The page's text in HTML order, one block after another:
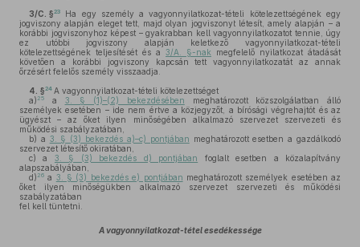
3/C. §23
Ha egy személy a vagyonnyilatkozat-tételi kötelezettségének egy
jogviszony alapján eleget tett, majd olyan jogviszonyt létesít, amely alapján – a
korábbi jogviszonyhoz képest – gyakrabban kell vagyonnyilatkozatot tennie, úgy
ez utóbbi jogviszony alapján keletkező vagyonnyilatkozat-tételi
kötelezettségének teljesítését és a 3/A. §-nak megfelelő nyilatkozat átadását
követően a korábbi jogviszony kapcsán tett vagyonnyilatkozatát az annak
őrzésért felelős személy visszaadja.
4. §24 A vagyonnyilatkozat-tételi kötelezettséget
a) 25 a 3. § (1)–(2) bekezdésében meghatározott közszolgálatban álló
személyek esetében – ide nem értve a közjegyzőt, a bírósági végrehajtót és az
ügyészt – az őket ilyen minőségében alkalmazó szervezet szervezeti és
működési szabályzatában,
b) a 3. § (3) bekezdés a)–c) pontjában meghatározott esetben a gazdálkodó
szervezet létesítő okiratában,
c) a 3. § (3) bekezdés d) pontjában
foglalt esetben a közalapítvány
alapszabályában,
d) 26 a 3. § (3) bekezdés e) pontjában meghatározott személyek esetében az
őket ilyen minőségükben alkalmazó szervezet szervezeti és működési
szabályzatában
fel kell tüntetni.
A vagyonnyilatkozat-tétel esedékessége